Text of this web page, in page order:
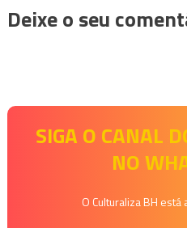
Deixe o seu
SIGA O CANAL
NO
O Culturaliza BH